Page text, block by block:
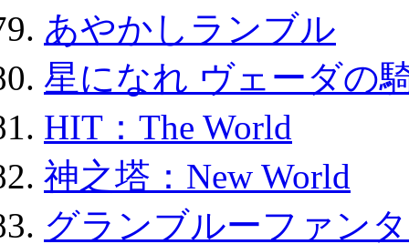
あやかしランブル
星になれ ヴェーダの
HIT：The World
神之塔：New World
グランブルーファン